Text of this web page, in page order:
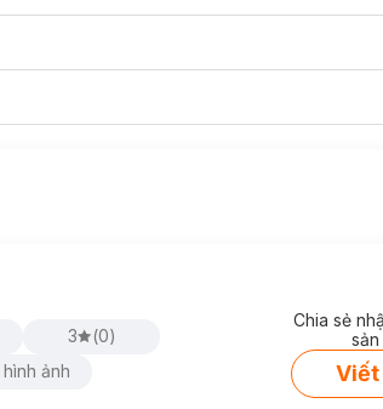
3 (0)
ảnh
Chia sẻ
Viết